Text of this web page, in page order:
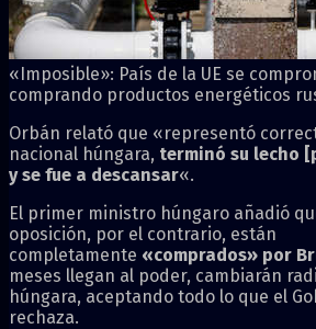
«Imposible»: País de la UE se
comprando productos energéticos
Orbán relató que «representó
nacional húngara, terminó su lecho
y se fue a descansar«.
El primer ministro húngaro añadió
oposición, por el contrario, están
completamente «comprados» por
meses llegan al poder, cambiarán
húngara, aceptando todo lo que el
rechaza.